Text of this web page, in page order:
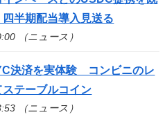
半期配当導入見送る
（ニュース）
決済を実体験 コンビニのレ
テーブルコイン
（ニュース）